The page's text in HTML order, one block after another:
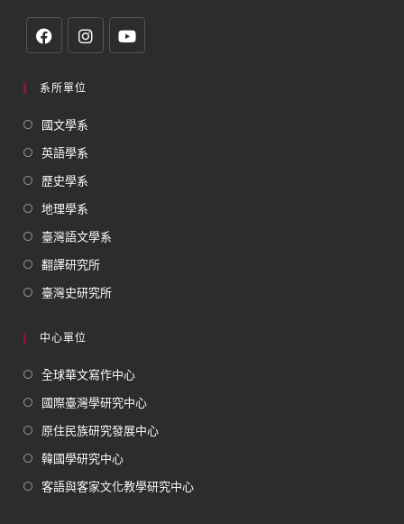
系所單位
國文學系
英語學系
歷史學系
地理學系
臺灣語文學系
翻譯研究所
臺灣史研究所
中心單位
全球華文寫作中心
國際臺灣學研究中心
原住民族研究發展中心
韓國學研究中心
客語與客家文化教學研究中心